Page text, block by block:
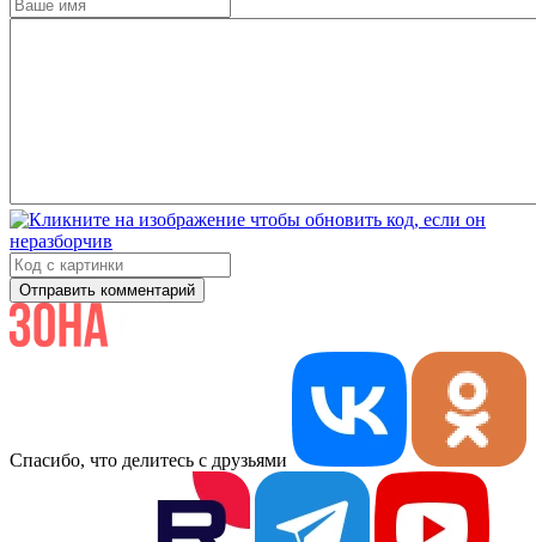
Отправить комментарий
Спасибо, что делитесь с друзьями